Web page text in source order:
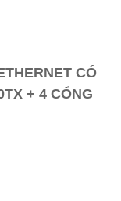
CÓ
+ 4 CỔNG